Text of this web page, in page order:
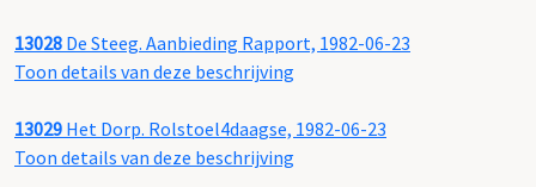
13028 De Steeg. Aanbieding Rapport, 1982-06-23
Toon details van deze beschrijving
13029 Het Dorp. Rolstoel4daagse, 1982-06-23
Toon details van deze beschrijving